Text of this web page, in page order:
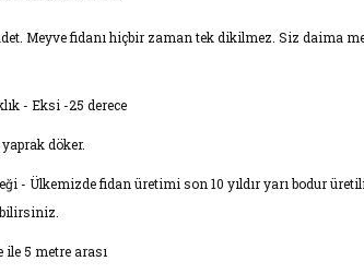
Meyve fidanı hiçbir zaman tek dikilmez. Siz daima
- Eksi -25 derece
döker.
- Ülkemizde fidan üretimi son 10 yıldır yarı bodur
5 metre arası